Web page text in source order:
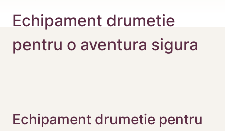
Echipament drumetie
pentru o aventura sigura
Echipament drumetie pentru